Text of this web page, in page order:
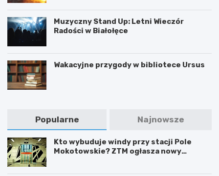
Muzyczny Stand Up: Letni Wieczór
Radości w Białołęce
Wakacyjne przygody w bibliotece Ursus
Popularne Najnowsze
Kto wybuduje windy przy stacji Pole
Mokotowskie? ZTM ogłasza nowy